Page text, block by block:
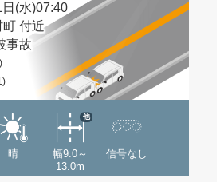
(水)07:40
町 付近
事故
晴
幅9.0～
13.0m
他
信号なし